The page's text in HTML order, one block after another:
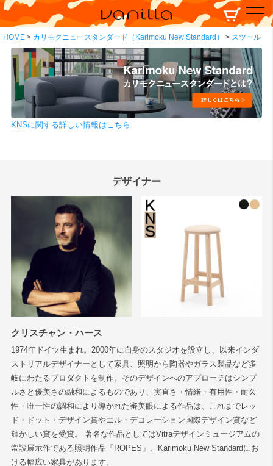
HOME カリモクニュースタンダード（Karimoku New Standard） スツール
KNSに関する詳しい情報はこちら
デザイナー
クリスチャン・ハース
1974年ドイツ生まれ。2000年に自身のスタジオを設立し、以来インダ
ストリアルデザイナーとして家具、照明から陶器やガラス製品など多
岐にわたるプロダクトを制作。そのデザインへのアプローチはシンプ
ルさと優美さの融和によるものであり、実直さ・情緒・有用性・耐久
性・唯一性の調和により導かれた審美眼による作品は、これまでレッ
ド・ドット・デザイン賞やエル・デコレーション国際デザイン賞など
輝かしい賞を受賞。 著名な作品としてはVitraデザインミュージアムの
常設展示作である照明作品「ROPES」、Karimoku New Standardにお
ける幅広い家具があります。